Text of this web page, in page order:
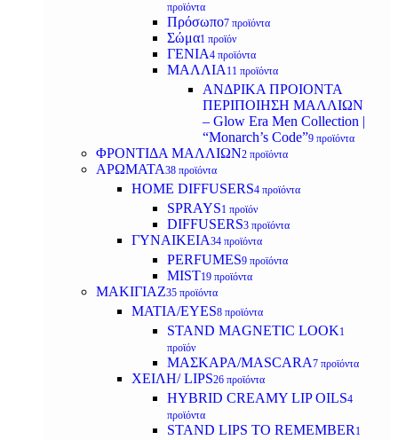
προϊόντα
Πρόσωπο7 προϊόντα
Σώμα1 προϊόν
ΓΕΝΙΑ4 προϊόντα
ΜΑΛΛΙΑ 11 προϊόντα
ΑΝΔΡΙΚΑ ΠΡΟΙΟΝΤΑ
ΠΕΡΙΠΟΙΗΣΗ ΜΑΛΛΙΩΝ
– Glow Era Men Collection |
“Monarch’s Code”9 προϊόντα
ΦΡΟΝΤΙΔΑ ΜΑΛΛΙΩΝ2 προϊόντα
ΑΡΩΜΑΤΑ38 προϊόντα
HOME DIFFUSERS4 προϊόντα
SPRAYS1 προϊόν
DIFFUSERS3 προϊόντα
ΓΥΝΑΙΚΕΙΑ34 προϊόντα
PERFUMES9 προϊόντα
MIST19 προϊόντα
ΜΑΚΙΓΙΑΖ35 προϊόντα
ΜΑΤΙΑ/EYES8 προϊόντα
STAND MAGNETIC LOOK1
προϊόν
ΜΑΣΚΑΡΑ/MASCARA7 προϊόντα
ΧΕΙΛΗ/ LIPS26 προϊόντα
HYBRID CREAMY LIP OILS4
προϊόντα
STAND LIPS TO REMEMBER 1